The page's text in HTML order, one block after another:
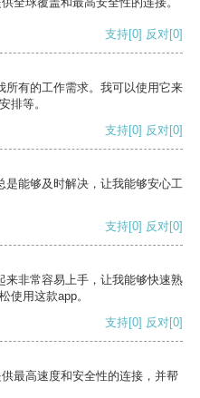
支持[0] 反对[0]
所有的工作需求。我可以使用它来
排等。
支持[0] 反对[0]
是能够及时解决，让我能够安心工
支持[0] 反对[0]
来非常容易上手，让我能够快速熟
使用这款app。
支持[0] 反对[0]
最高速度和安全性的连接，并帮